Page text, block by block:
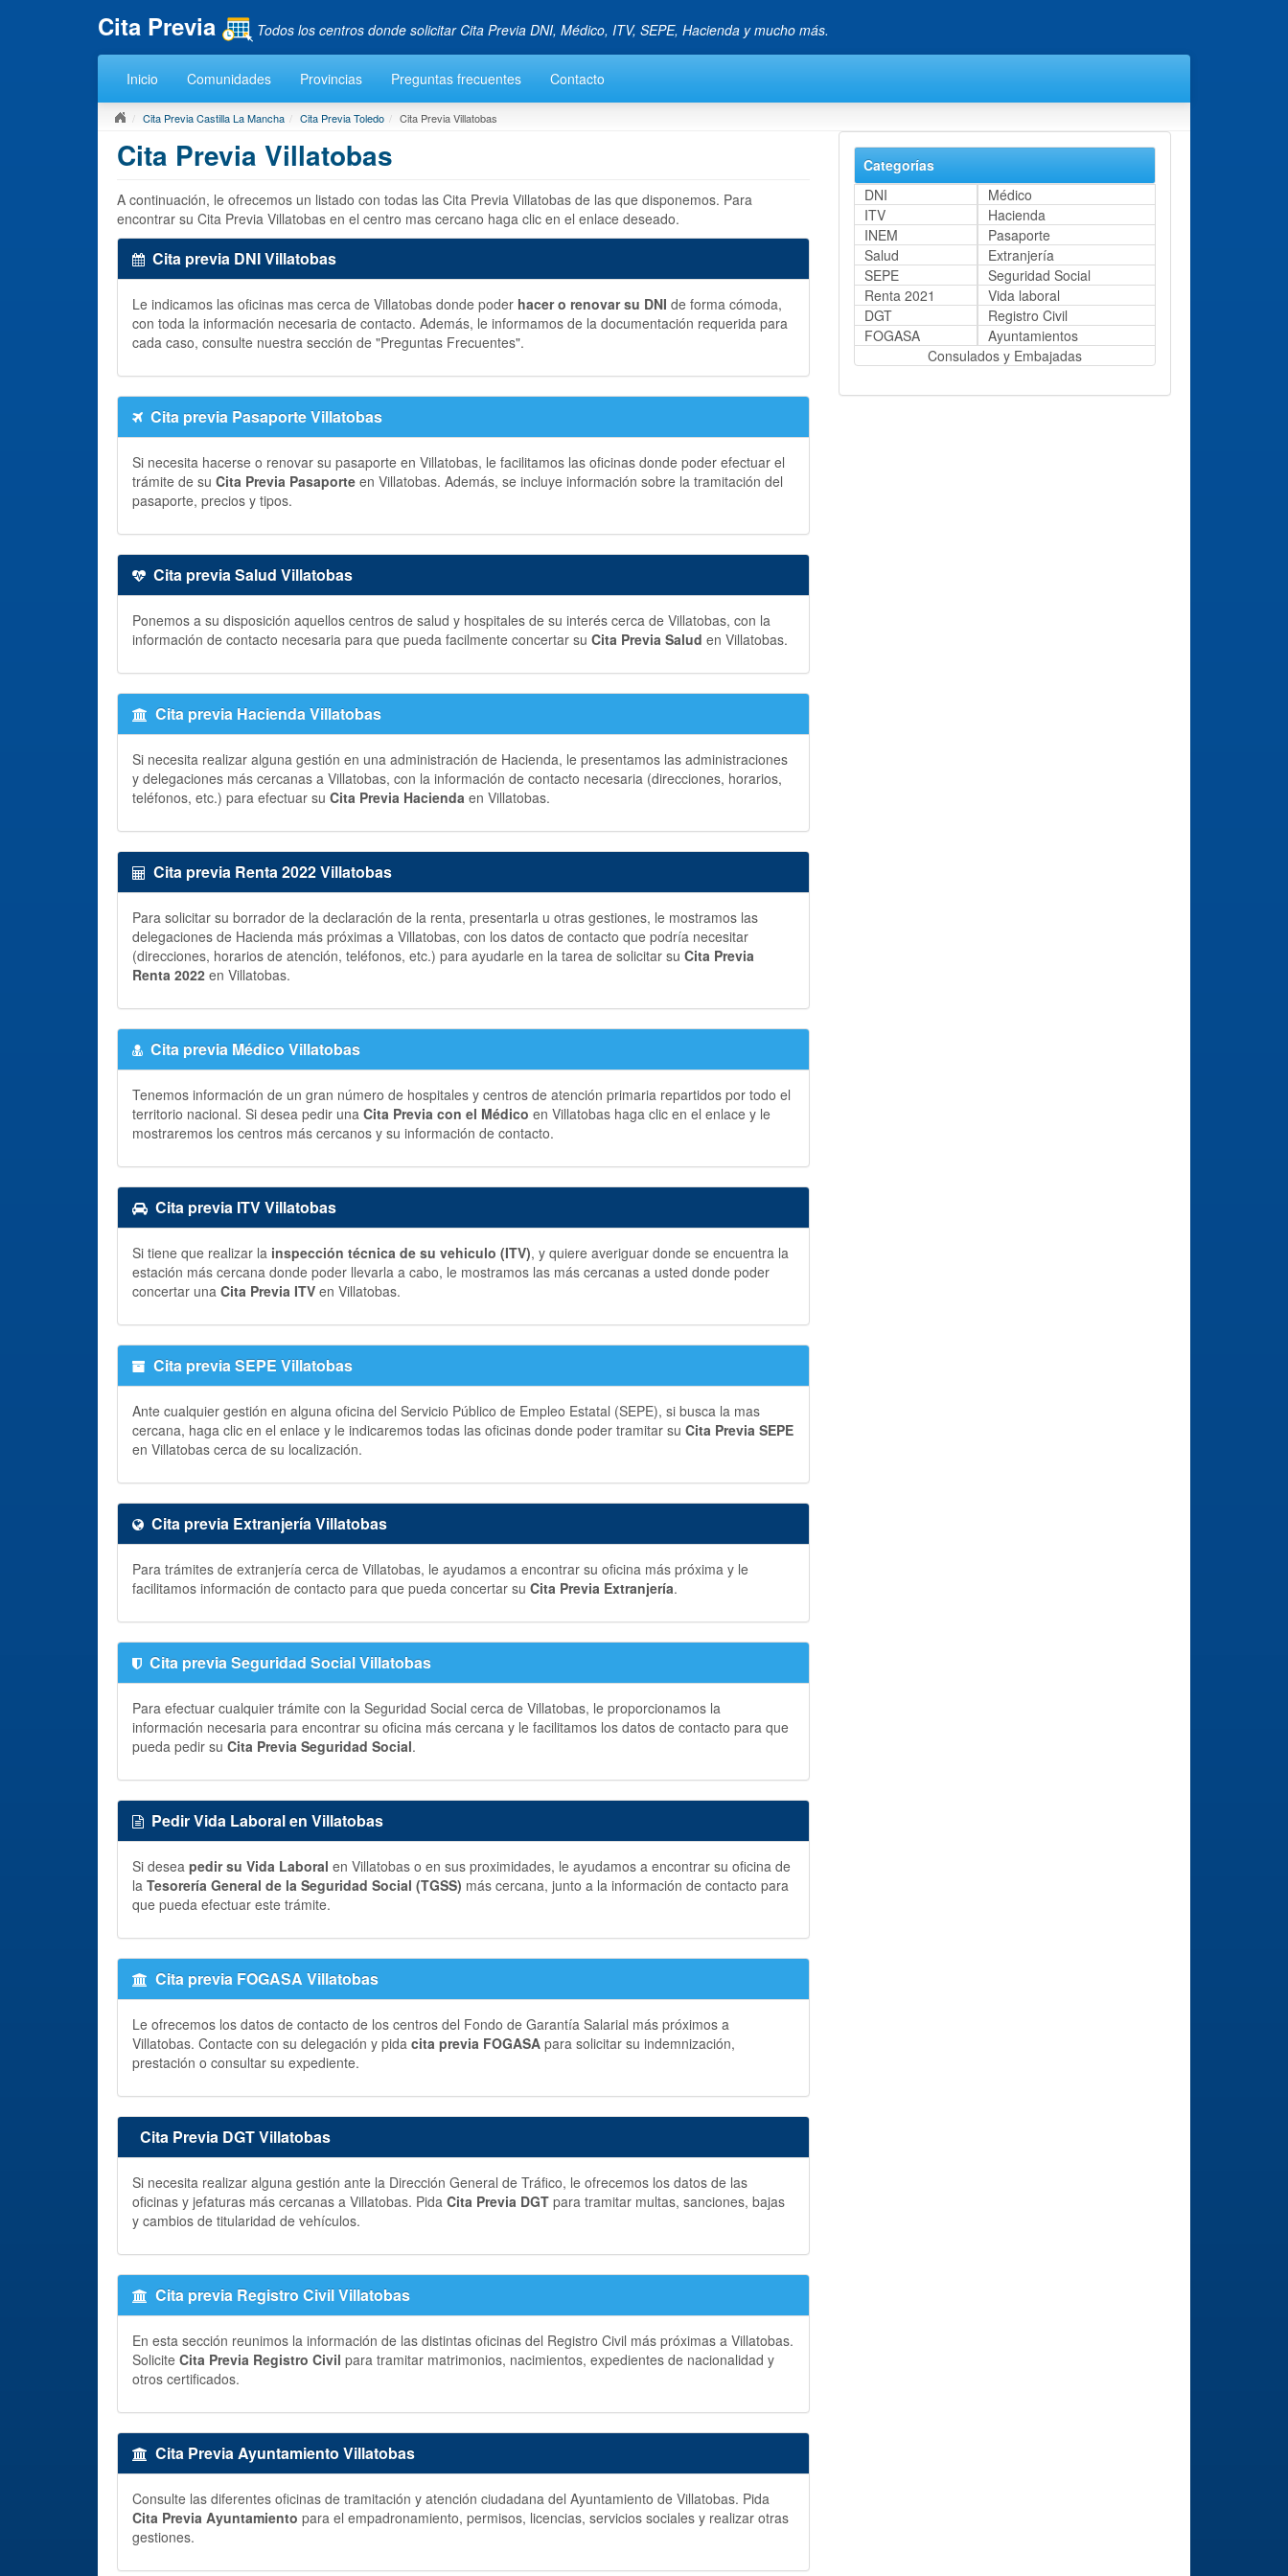
Cita Previa Todos los centros donde solicitar Cita Previa DNI, Médico, ITV, SEPE, Hacienda y mucho más.
Inicio Comunidades Provincias Preguntas frecuentes Contacto
Cita Previa Castilla La Mancha Cita Previa Toledo Cita Previa Villatobas
Cita Previa Villatobas
A continuación, le ofrecemos un listado con todas las Cita Previa Villatobas de las que disponemos. Para
encontrar su Cita Previa Villatobas en el centro mas cercano haga clic en el enlace deseado.
Cita previa DNI Villatobas
Le indicamos las oficinas mas cerca de Villatobas donde poder hacer o renovar su DNI de forma cómoda,
con toda la información necesaria de contacto. Además, le informamos de la documentación requerida para
cada caso, consulte nuestra sección de "Preguntas Frecuentes".
Cita previa Pasaporte Villatobas
Si necesita hacerse o renovar su pasaporte en Villatobas, le facilitamos las oficinas donde poder efectuar el
trámite de su Cita Previa Pasaporte en Villatobas. Además, se incluye información sobre la tramitación del
pasaporte, precios y tipos.
Cita previa Salud Villatobas
Ponemos a su disposición aquellos centros de salud y hospitales de su interés cerca de Villatobas, con la
información de contacto necesaria para que pueda facilmente concertar su Cita Previa Salud en Villatobas.
Cita previa Hacienda Villatobas
Si necesita realizar alguna gestión en una administración de Hacienda, le presentamos las administraciones
y delegaciones más cercanas a Villatobas, con la información de contacto necesaria (direcciones, horarios,
teléfonos, etc.) para efectuar su Cita Previa Hacienda en Villatobas.
Cita previa Renta 2022 Villatobas
Para solicitar su borrador de la declaración de la renta, presentarla u otras gestiones, le mostramos las
delegaciones de Hacienda más próximas a Villatobas, con los datos de contacto que podría necesitar
(direcciones, horarios de atención, teléfonos, etc.) para ayudarle en la tarea de solicitar su Cita Previa
Renta 2022 en Villatobas.
Cita previa Médico Villatobas
Tenemos información de un gran número de hospitales y centros de atención primaria repartidos por todo el
territorio nacional. Si desea pedir una Cita Previa con el Médico en Villatobas haga clic en el enlace y le
mostraremos los centros más cercanos y su información de contacto.
Cita previa ITV Villatobas
Si tiene que realizar la inspección técnica de su vehiculo (ITV), y quiere averiguar donde se encuentra la
estación más cercana donde poder llevarla a cabo, le mostramos las más cercanas a usted donde poder
concertar una Cita Previa ITV en Villatobas.
Cita previa SEPE Villatobas
Ante cualquier gestión en alguna oficina del Servicio Público de Empleo Estatal (SEPE), si busca la mas
cercana, haga clic en el enlace y le indicaremos todas las oficinas donde poder tramitar su Cita Previa SEPE
en Villatobas cerca de su localización.
Cita previa Extranjería Villatobas
Para trámites de extranjería cerca de Villatobas, le ayudamos a encontrar su oficina más próxima y le
facilitamos información de contacto para que pueda concertar su Cita Previa Extranjería.
Cita previa Seguridad Social Villatobas
Para efectuar cualquier trámite con la Seguridad Social cerca de Villatobas, le proporcionamos la
información necesaria para encontrar su oficina más cercana y le facilitamos los datos de contacto para que
pueda pedir su Cita Previa Seguridad Social.
Pedir Vida Laboral en Villatobas
Si desea pedir su Vida Laboral en Villatobas o en sus proximidades, le ayudamos a encontrar su oficina de
la Tesorería General de la Seguridad Social (TGSS) más cercana, junto a la información de contacto para
que pueda efectuar este trámite.
Cita previa FOGASA Villatobas
Le ofrecemos los datos de contacto de los centros del Fondo de Garantía Salarial más próximos a
Villatobas. Contacte con su delegación y pida cita previa FOGASA para solicitar su indemnización,
prestación o consultar su expediente.
Cita Previa DGT Villatobas
Si necesita realizar alguna gestión ante la Dirección General de Tráfico, le ofrecemos los datos de las
oficinas y jefaturas más cercanas a Villatobas. Pida Cita Previa DGT para tramitar multas, sanciones, bajas
y cambios de titularidad de vehículos.
Cita previa Registro Civil Villatobas
En esta sección reunimos la información de las distintas oficinas del Registro Civil más próximas a Villatobas.
Solicite Cita Previa Registro Civil para tramitar matrimonios, nacimientos, expedientes de nacionalidad y
otros certificados.
Cita Previa Ayuntamiento Villatobas
Consulte las diferentes oficinas de tramitación y atención ciudadana del Ayuntamiento de Villatobas. Pida
Cita Previa Ayuntamiento para el empadronamiento, permisos, licencias, servicios sociales y realizar otras
gestiones.
Categorías
DNI
Médico
ITV
Hacienda
INEM
Pasaporte
Salud
Extranjería
SEPE
Seguridad Social
Renta 2021
Vida laboral
DGT
Registro Civil
FOGASA
Ayuntamientos
Consulados y Embajadas